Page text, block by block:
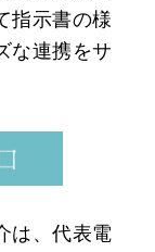
指示書の様
な連携をサ
は、代表電